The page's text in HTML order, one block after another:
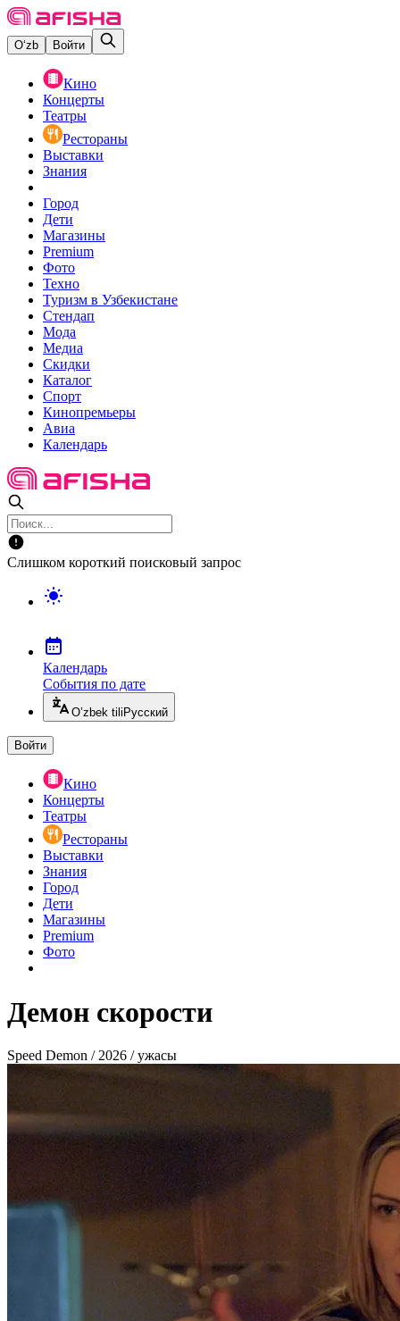
O‘zb Войти
Кино
Концерты
Театры
Рестораны
Выставки
Знания
Город
Дети
Магазины
Premium
Фото
Техно
Туризм в Узбекистане
Стендап
Мода
Медиа
Скидки
Каталог
Спорт
Кинопремьеры
Авиа
Календарь
Слишком короткий поисковый запрос
Календарь
События по дате
O’zbek tili Русский
Войти
Кино
Концерты
Театры
Рестораны
Выставки
Знания
Город
Дети
Магазины
Premium
Фото
Демон скорости
Speed Demon / 2026 / ужасы